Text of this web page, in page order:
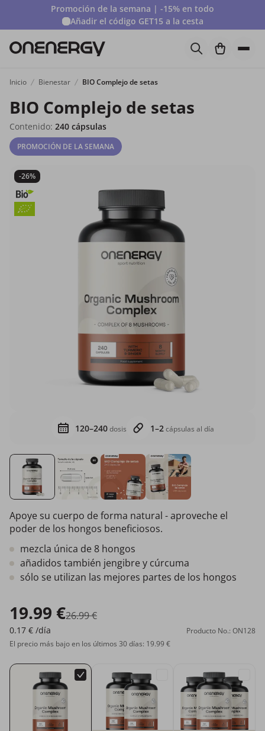
Promoción de la semana | -15% en todo
Añadir el código GET15 a la cesta
Inicio Bienestar BIO Complejo de setas
BIO Complejo de setas
Contenido: 240 cápsulas
PROMOCIÓN DE LA SEMANA
-26%
120–240dosis 1–2cápsulas al día
Apoye su cuerpo de forma natural - aproveche el
poder de los hongos beneficiosos.
mezcla única de 8 hongos
añadidos también jengibre y cúrcuma
sólo se utilizan las mejores partes de los hongos
19.99 €26.99 €
0.17 € /día
Producto No.: ON128
El precio más bajo en los últimos 30 días: 19.99 €